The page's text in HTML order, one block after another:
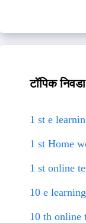
टॉपिक निवडा
1 st e
1 st Home
1 st online
10 e
10 th online